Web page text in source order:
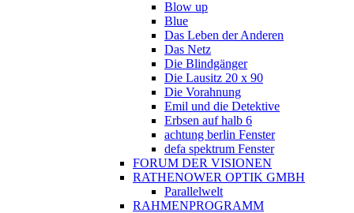
Blow up
Blue
Das Leben der Anderen
Das Netz
Die Blindgänger
Die Lausitz 20 x 90
Die Vorahnung
Emil und die Detektive
Erbsen auf halb 6
achtung berlin Fenster
defa spektrum Fenster
FORUM DER VISIONEN
RATHENOWER OPTIK GMBH
Parallelwelt
RAHMENPROGRAMM